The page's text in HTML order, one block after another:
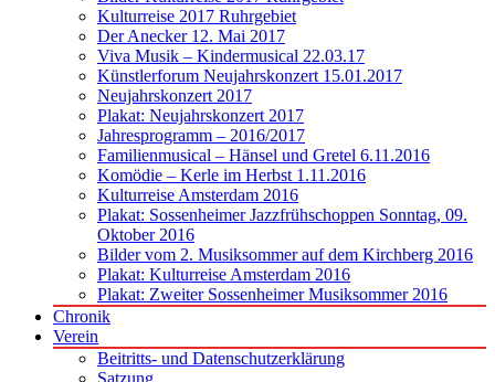
Kulturreise 2017 Ruhrgebiet
Der Anecker 12. Mai 2017
Viva Musik – Kindermusical 22.03.17
Künstlerforum Neujahrskonzert 15.01.2017
Neujahrskonzert 2017
Plakat: Neujahrskonzert 2017
Jahresprogramm – 2016/2017
Familienmusical – Hänsel und Gretel 6.11.2016
Komödie – Kerle im Herbst 1.11.2016
Kulturreise Amsterdam 2016
Plakat: Sossenheimer Jazzfrühschoppen Sonntag, 09.
Oktober 2016
Bilder vom 2. Musiksommer auf dem Kirchberg 2016
Plakat: Kulturreise Amsterdam 2016
Plakat: Zweiter Sossenheimer Musiksommer 2016
Chronik
Verein
Beitritts- und Datenschutzerklärung
Satzung